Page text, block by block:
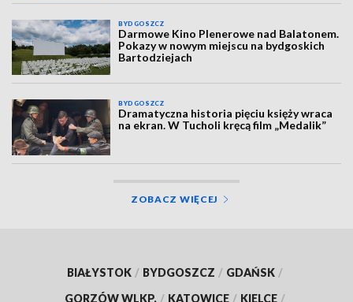
BYDGOSZCZ
Darmowe Kino Plenerowe nad Balatonem.
Pokazy w nowym miejscu na bydgoskich
Bartodziejach
BYDGOSZCZ
Dramatyczna historia pięciu księży wraca
na ekran. W Tucholi kręcą film „Medalik”
ZOBACZ WIĘCEJ
BIAŁYSTOK / BYDGOSZCZ / GDAŃSK /
GORZÓW WLKP. / KATOWICE / KIELCE /